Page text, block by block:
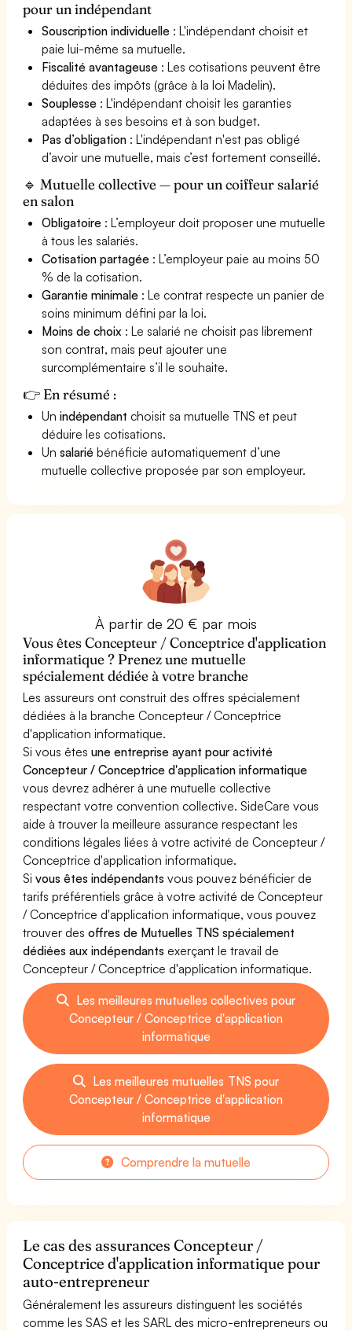
pour un indépendant
Souscription individuelle : L'indépendant choisit et
paie lui-même sa mutuelle.
Fiscalité avantageuse : Les cotisations peuvent être
déduites des impôts (grâce à la loi Madelin).
Souplesse : L'indépendant choisit les garanties
adaptées à ses besoins et à son budget.
Pas d’obligation : L'indépendant n'est pas obligé
d’avoir une mutuelle, mais c’est fortement conseillé.
🔹 Mutuelle collective — pour un coiffeur salarié
en salon
Obligatoire : L’employeur doit proposer une mutuelle
à tous les salariés.
Cotisation partagée : L’employeur paie au moins 50
% de la cotisation.
Garantie minimale : Le contrat respecte un panier de
soins minimum défini par la loi.
Moins de choix : Le salarié ne choisit pas librement
son contrat, mais peut ajouter une
surcomplémentaire s’il le souhaite.
👉 En résumé :
Unindépendant choisit sa mutuelle TNS et peut
déduire les cotisations.
Unsalarié bénéficie automatiquement d’une
mutuelle collective proposée par son employeur.
À partir de 20 € par mois
Vous êtes Concepteur / Conceptrice d'application
informatique ? Prenez une mutuelle
spécialement dédiée à votre branche
Les assureurs ont construit des offres spécialement
dédiées à la branche Concepteur / Conceptrice
d'application informatique.
Si vous êtesune entreprise ayant pour activité
Concepteur / Conceptrice d'application informatique
vous devrez adhérer à une mutuelle collective
respectant votre convention collective. SideCare vous
aide à trouver la meilleure assurance respectant les
conditions légales liées à votre activité de Concepteur /
Conceptrice d'application informatique.
Sivous êtes indépendants vous pouvez bénéficier de
tarifs préférentiels grâce à votre activité de Concepteur
/ Conceptrice d'application informatique, vous pouvez
trouver desoffres de Mutuelles TNS spécialement
dédiées aux indépendants exerçant le travail de
Concepteur / Conceptrice d'application informatique.
Les meilleures mutuelles collectives pour
Concepteur / Conceptrice d'application
informatique
Les meilleures mutuelles TNS pour
Concepteur / Conceptrice d'application
informatique
Comprendre la mutuelle
Le cas des assurances Concepteur /
Conceptrice d'application informatique pour
auto-entrepreneur
Généralement les assureurs distinguent les sociétés
comme les SAS et les SARL des micro-entrepreneurs ou